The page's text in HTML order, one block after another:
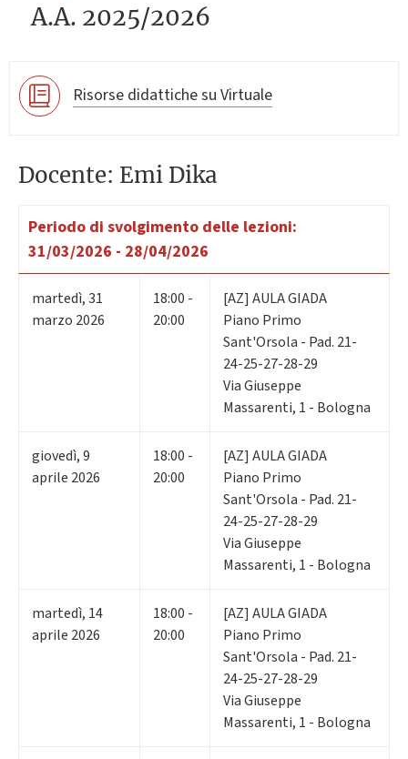
A.A. 2025/2026
Risorse didattiche su Virtuale
Docente: Emi Dika
Periodo di svolgimento delle lezioni:
31/03/2026 - 28/04/2026
martedì,31
marzo 2026
18:00 -
20:00
[AZ] AULA GIADA
Piano Primo
Sant'Orsola - Pad. 21-
24-25-27-28-29
Via Giuseppe
Massarenti, 1 - Bologna
giovedì,9
aprile 2026
18:00 -
20:00
[AZ] AULA GIADA
Piano Primo
Sant'Orsola - Pad. 21-
24-25-27-28-29
Via Giuseppe
Massarenti, 1 - Bologna
martedì, 14
aprile 2026
18:00 -
20:00
[AZ] AULA GIADA
Piano Primo
Sant'Orsola - Pad. 21-
24-25-27-28-29
Via Giuseppe
Massarenti, 1 - Bologna